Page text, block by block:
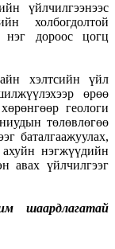
үйлчилгээнээс
холбогдолтой
нэг дороос цогц
хэлтсийн үйл
өрөө
геологи
төлөвлөгөө
баталгаажуулах,
нэгжүүдийн
авах үйлчилгээг
шаардлагатай